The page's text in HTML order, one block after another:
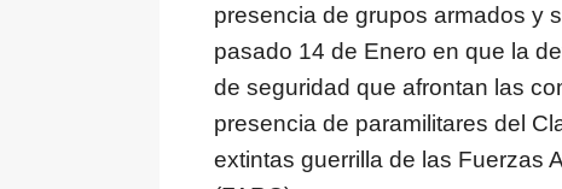
presencia de grupos armados y
pasado 14 de Enero en que la
de seguridad que afrontan las
presencia de paramilitares del
extintas guerrilla de las Fuerzas